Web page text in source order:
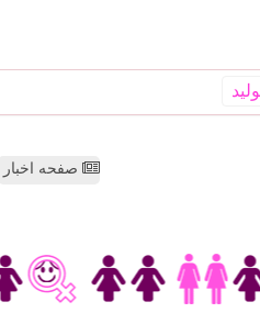
صفحه اخبار